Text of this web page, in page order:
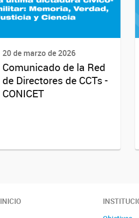
20 de marzo de 2026
Comunicado de la Red
de Directores de CCTs -
CONICET
INICIO